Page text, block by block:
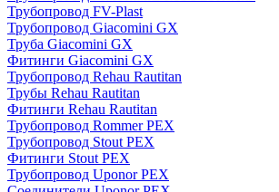
Трубопровод FV-Plast
Трубопровод Giacomini GX
Труба Giacomini GX
Фитинги Giacomini GX
Трубопровод Rehau Rautitan
Трубы Rehau Rautitan
Фитинги Rehau Rautitan
Трубопровод Rommer PEX
Трубопровод Stout PEX
Фитинги Stout PEX
Трубопровод Uponor PEX